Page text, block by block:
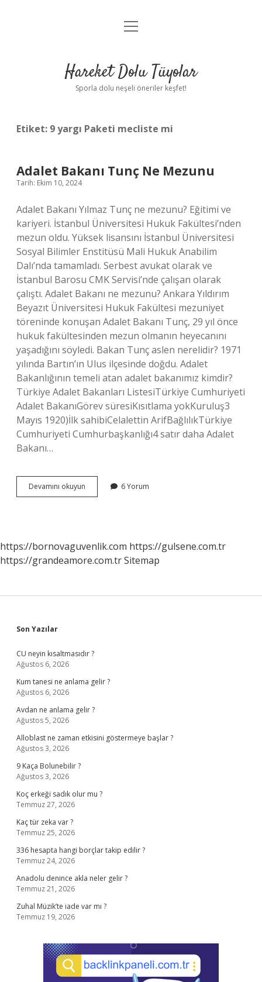
Anasayfa
Yasal Uyarı
menüyü
Hareket Dolu Tüyolar
Sporla dolu neşeli öneriler keşfet!
Etiket: 9 yargı Paketi mecliste mi
Adalet Bakanı Tunç Ne Mezunu
Tarih: Ekim 10, 2024
Adalet Bakanı Yılmaz Tunç ne mezunu? Eğitimi ve
kariyeri. İstanbul Üniversitesi Hukuk Fakültesi’nden
mezun oldu. Yüksek lisansını İstanbul Üniversitesi
Sosyal Bilimler Enstitüsü Mali Hukuk Anabilim
Dalı’nda tamamladı. Serbest avukat olarak ve
İstanbul Barosu CMK Servisi’nde çalışan olarak
çalıştı. Adalet Bakanı ne mezunu? Ankara Yıldırım
Beyazıt Üniversitesi Hukuk Fakültesi mezuniyet
töreninde konuşan Adalet Bakanı Tunç, 29 yıl önce
hukuk fakültesinden mezun olmanın heyecanını
yaşadığını söyledi. Bakan Tunç aslen nerelidir? 1971
yılında Bartın’ın Ulus ilçesinde doğdu. Adalet
Bakanlığının temeli atan adalet bakanımız kimdir?
Türkiye Adalet Bakanları ListesiTürkiye Cumhuriyeti
Adalet BakanıGörev süresiKısıtlama yokKuruluş3
Mayıs 1920)İlk sahibiCelalettin ArifBağlılıkTürkiye
Cumhuriyeti Cumhurbaşkanlığı4 satır daha Adalet
Bakanı…
Devamını okuyun
Bakanı
6 Yorum
https://bornovaguvenlik.com https://gulsene.com.tr
https://grandeamore.com.trSitemap
Sidebar
Son Yazılar
CU neyin kısaltmasıdır ?
Ağustos 6, 2026
Kum tanesi ne anlama gelir ?
Ağustos 6, 2026
Avdan ne anlama gelir ?
Ağustos 5, 2026
Alloblast ne zaman etkisini göstermeye başlar ?
Ağustos 3, 2026
9 Kaça Bolunebilir ?
Ağustos 3, 2026
Koç erkeği sadık olur mu ?
Temmuz 27, 2026
Kaç tür zeka var ?
Temmuz 25, 2026
336 hesapta hangi borçlar takip edilir ?
Temmuz 24, 2026
Anadolu denince akla neler gelir ?
Temmuz 21, 2026
Zuhal Müzik’te iade var mı ?
Temmuz 19, 2026